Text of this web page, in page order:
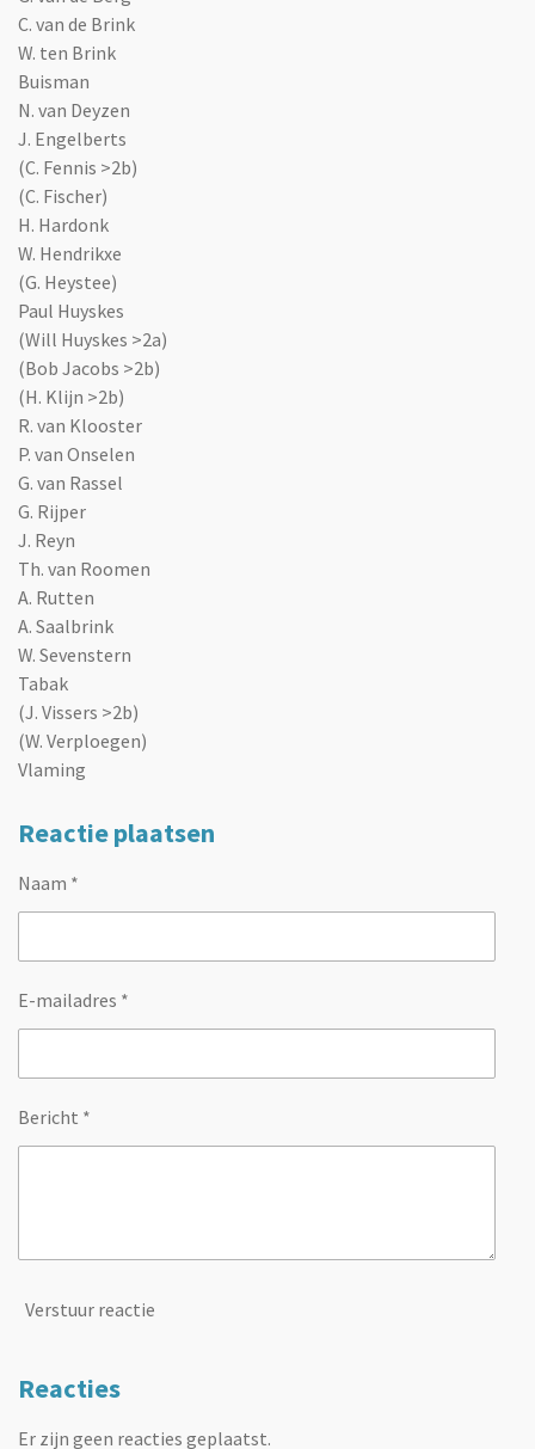
C. van de Brink
W. ten Brink
Buisman
N. van Deyzen
J. Engelberts
(C. Fennis >2b)
(C. Fischer)
H. Hardonk
W. Hendrikxe
(G. Heystee)
Paul Huyskes
(Will Huyskes >2a)
(Bob Jacobs >2b)
(H. Klijn >2b)
R. van Klooster
P. van Onselen
G. van Rassel
G. Rijper
J. Reyn
Th. van Roomen
A. Rutten
A. Saalbrink
W. Sevenstern
Tabak
(J. Vissers >2b)
(W. Verploegen)
Vlaming
Reactie plaatsen
Naam *
E-mailadres *
Bericht *
Verstuur reactie
Reacties
Er zijn geen reacties geplaatst.